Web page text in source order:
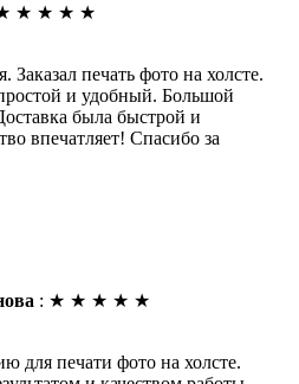
★ ★ ★ ★
Заказал печать фото на холсте.
и удобный. Большой
была быстрой и
впечатляет! Спасибо за
: ★ ★ ★ ★ ★
для печати фото на холсте.